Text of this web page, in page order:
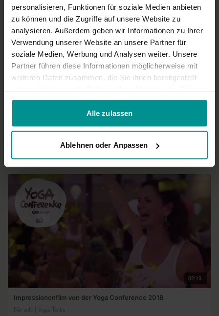
personalisieren, Funktionen für soziale Medien anbieten
zu können und die Zugriffe auf unsere Website zu
analysieren. Außerdem geben wir Informationen zu Ihrer
Verwendung unserer Website an unsere Partner für
soziale Medien, Werbung und Analysen weiter. Unsere
Partner führen diese Informationen möglicherweise mit
weiteren Daten zusammen, die Sie ihnen bereitgestellt
gesammelt haben.
Alle zulassen
Ablehnen oder Anpassen
02:10
Impressionenfilm von der Yoga Conference 2018
Für alle | Yoga Talks